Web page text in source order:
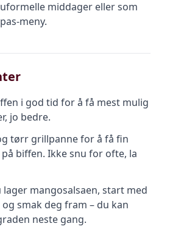
middager eller som
meny.
i god tid for å få mest mulig
jo bedre.
tørr grillpanne for å få fin
biffen. Ikke snu for ofte, la
lager mangosalsaen, start med
smak deg fram – du kan
neste gang.